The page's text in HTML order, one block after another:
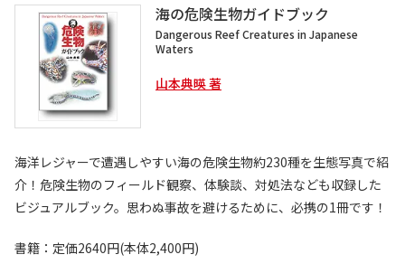
海の危険生物ガイドブック
Dangerous Reef Creatures in Japanese
Waters
山本典暎 著
海洋レジャーで遭遇しやすい海の危険生物約230種を生態写真で紹
介！危険生物のフィールド観察、体験談、対処法なども収録した
ビジュアルブック。思わぬ事故を避けるために、必携の1冊です！
書籍：定価2640円(本体2,400円)